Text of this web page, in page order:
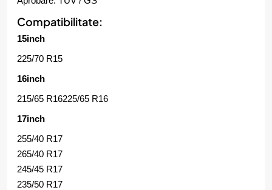
Compatibilitate:
15inch
225/70 R15
16inch
215/65 R16225/65 R16
17inch
255/40 R17
265/40 R17
245/45 R17
235/50 R17